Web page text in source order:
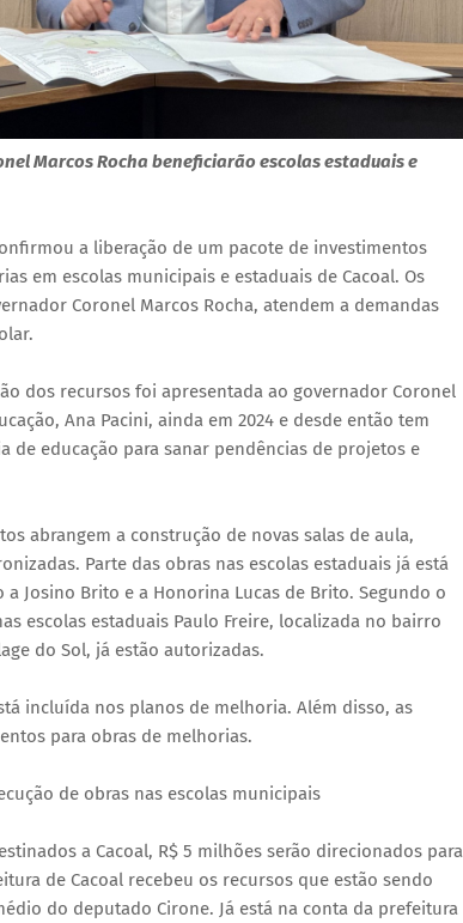
Marcos Rocha beneficiarão escolas estaduais e
a liberação de um pacote de investimentos
em escolas municipais e estaduais de Cacoal. Os
Coronel Marcos Rocha, atendem a demandas
dos recursos foi apresentada ao governador Coronel
Ana Pacini, ainda em 2024 e desde então tem
de educação para sanar pendências de projetos e
abrangem a construção de novas salas de aula,
Parte das obras nas escolas estaduais já está
Josino Brito e a Honorina Lucas de Brito. Segundo o
escolas estaduais Paulo Freire, localizada no bairro
do Sol, já estão autorizadas.
incluída nos planos de melhoria. Além disso, as
para obras de melhorias.
de obras nas escolas municipais
a Cacoal, R$ 5 milhões serão direcionados para
de Cacoal recebeu os recursos que estão sendo
do deputado Cirone. Já está na conta da prefeitura